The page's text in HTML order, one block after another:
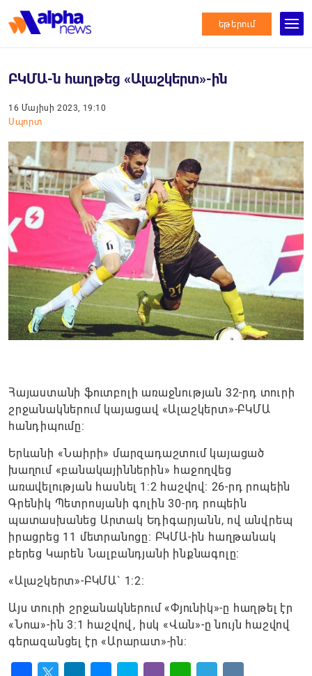
եթերում
ԲԿՄԱ-ն հաղթեց «Ալաշկերտ»-ին
16 Մայիսի 2023, 19:10
Սպորտ
Հայաստանի ֆուտբոլի առաջնության 32-րդ տուրի
շրջանակներում կայացավ «Ալաշկերտ»-ԲԿՄԱ
հանդիպումը:
Երևանի «Նաիրի» մարզադաշտում կայացած
խաղում «բանակայիններին» հաջողվեց
առավելության հասնել 1:2 հաշվով: 26-րդ րոպեին
Գրենիկ Պետրոսյանի գոլին 30-րդ րոպեին
պատասխանեց Արտակ Եդիգարյանն, ով անվրեպ
իրացրեց 11 մետրանոցը: ԲԿՄԱ-ին հաղթանակ
բերեց Կարեն Նալբանդյանի ինքնագոլը:
«Ալաշկերտ»-ԲԿՄԱ` 1:2:
Այս տուրի շրջանակներում «Փյունիկ»-ը հաղթել էր
«Նոա»-ին 3:1 հաշվով, իսկ «Վան»-ը նույն հաշվով
գերազանցել էր «Արարատ»-ին: